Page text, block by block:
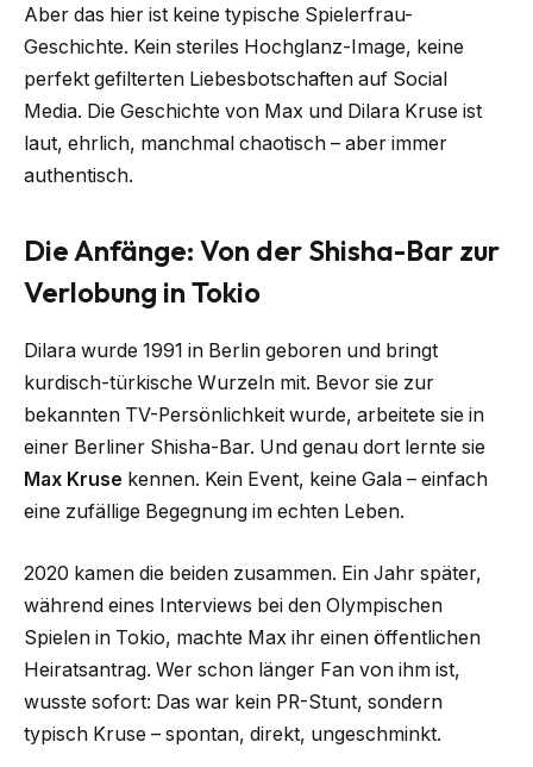
Aber das hier ist keine typische Spielerfrau-
Geschichte. Kein steriles Hochglanz-Image, keine
perfekt gefilterten Liebesbotschaften auf Social
Media. Die Geschichte von Max und Dilara Kruse ist
laut, ehrlich, manchmal chaotisch – aber immer
authentisch.
Die Anfänge: Von der Shisha-Bar zur
Verlobung in Tokio
Dilara wurde 1991 in Berlin geboren und bringt
kurdisch-türkische Wurzeln mit. Bevor sie zur
bekannten TV-Persönlichkeit wurde, arbeitete sie in
einer Berliner Shisha-Bar. Und genau dort lernte sie
Max Kruse kennen. Kein Event, keine Gala – einfach
eine zufällige Begegnung im echten Leben.
2020 kamen die beiden zusammen. Ein Jahr später,
während eines Interviews bei den Olympischen
Spielen in Tokio, machte Max ihr einen öffentlichen
Heiratsantrag. Wer schon länger Fan von ihm ist,
wusste sofort: Das war kein PR-Stunt, sondern
typisch Kruse – spontan, direkt, ungeschminkt.